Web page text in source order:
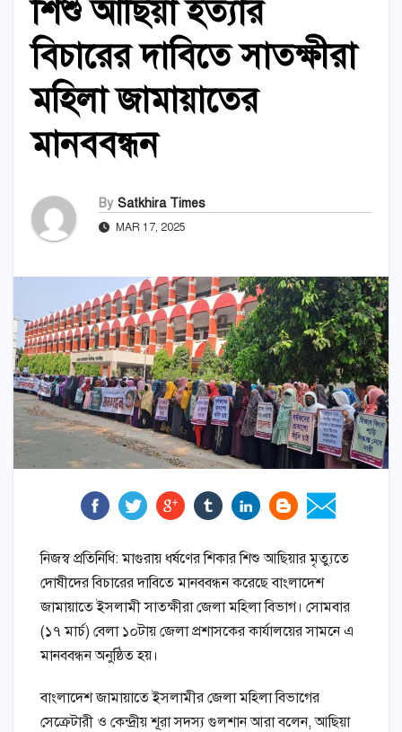
শিশু আছিয়া হত্যার
বিচারের দাবিতে সাতক্ষীরা
মহিলা জামায়াতের
মানববন্ধন
By Satkhira Times
MAR 17, 2025
নিজস্ব প্রতিনিধি: মাগুরায় ধর্ষণের শিকার শিশু আছিয়ার মৃত্যুতে
দোষীদের বিচারের দাবিতে মানববন্ধন করেছে বাংলাদেশ
জামায়াতে ইসলামী সাতক্ষীরা জেলা মহিলা বিভাগ। সোমবার
(১৭ মার্চ) বেলা ১০টায় জেলা প্রশাসকের কার্যালয়ের সামনে এ
মানববন্ধন অনুষ্ঠিত হয়।
বাংলাদেশ জামায়াতে ইসলামীর জেলা মহিলা বিভাগের
সেক্রেটারী ও কেন্দ্রীয় শূরা সদস্য গুলশান আরা বলেন, আছিয়া